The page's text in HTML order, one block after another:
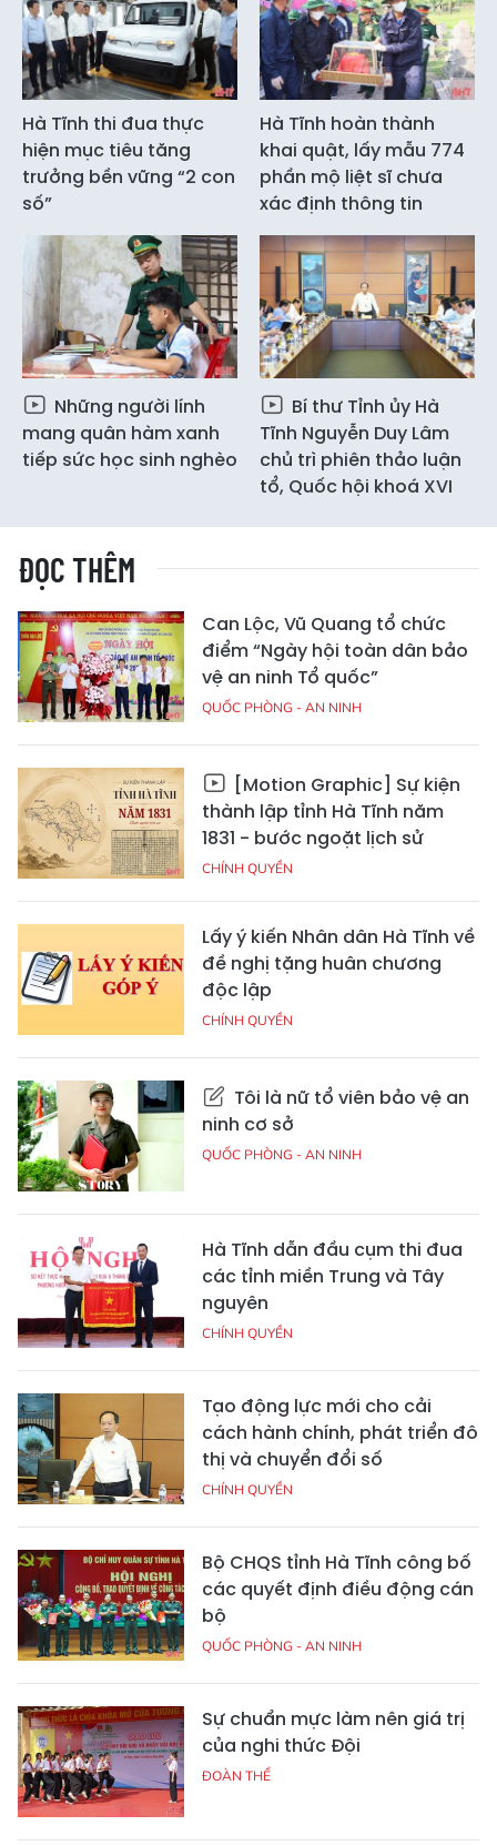
Hà Tĩnh thi đua thực
hiện mục tiêu tăng
trưởng bền vững “2 con
số”
Hà Tĩnh hoàn thành
khai quật, lấy mẫu 774
phần mộ liệt sĩ chưa
xác định thông tin
Những người lính
mang quân hàm xanh
tiếp sức học sinh nghèo
Bí thư Tỉnh ủy Hà
Tĩnh Nguyễn Duy Lâm
chủ trì phiên thảo luận
tổ, Quốc hội khoá XVI
ĐỌC THÊM
Can Lộc, Vũ Quang tổ chức
điểm “Ngày hội toàn dân bảo
vệ an ninh Tổ quốc”
QUỐC PHÒNG - AN NINH
[Motion Graphic] Sự kiện
thành lập tỉnh Hà Tĩnh năm
1831 - bước ngoặt lịch sử
CHÍNH QUYỀN
Lấy ý kiến Nhân dân Hà Tĩnh về
đề nghị tặng huân chương
độc lập
CHÍNH QUYỀN
Tôi là nữ tổ viên bảo vệ an
ninh cơ sở
QUỐC PHÒNG - AN NINH
Hà Tĩnh dẫn đầu cụm thi đua
các tỉnh miền Trung và Tây
nguyên
CHÍNH QUYỀN
Tạo động lực mới cho cải
cách hành chính, phát triển đô
thị và chuyển đổi số
CHÍNH QUYỀN
Bộ CHQS tỉnh Hà Tĩnh công bố
các quyết định điều động cán
bộ
QUỐC PHÒNG - AN NINH
Sự chuẩn mực làm nên giá trị
của nghi thức Đội
ĐOÀN THỂ